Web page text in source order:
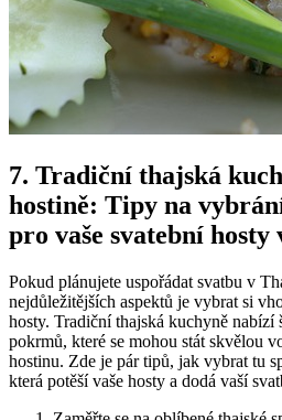
7. Tradiční thajská
hostině: Tipy na
pro vaše svatební hosty
Pokud plánujete uspořádat svatbu v
nejdůležitějších aspektů je vybrat si
hosty. Tradiční thajská kuchyně nabízí
pokrmů, které se mohou stát skvělou
hostinu. Zde je pár tipů, jak vybrat tu
která potěší vaše hosty a dodá vaší